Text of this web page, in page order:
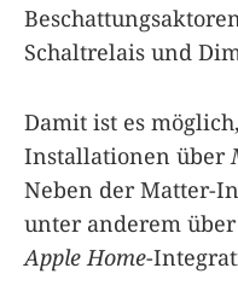
Schaltrelais und
Damit ist es
Installationen über
Neben der Matter-
unter anderem über
Apple Home-